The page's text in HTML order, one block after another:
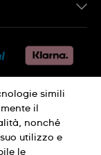
simili
il
nonché
utilizzo e
le